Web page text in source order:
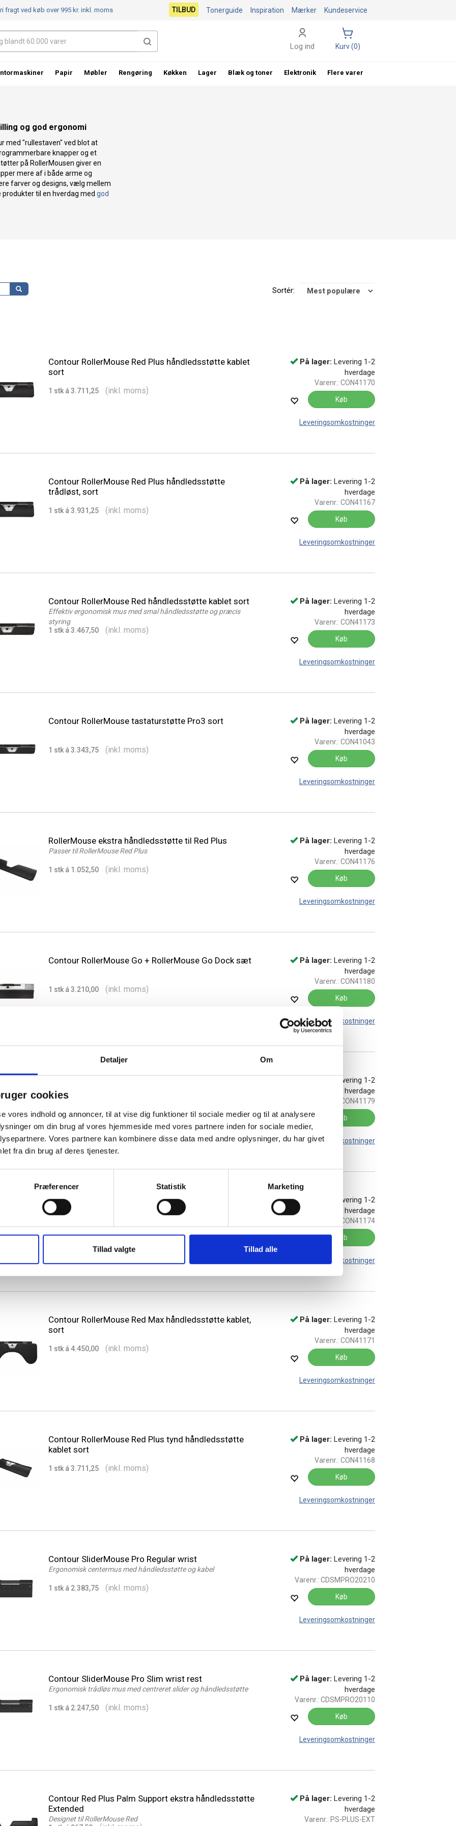
Detaljer Om
cookies
vores indhold og annoncer, til at vise dig funktioner til sociale medier og til at analysere
om din brug af vores hjemmeside med vores partnere inden for sociale medier,
Vores partnere kan kombinere disse data med andre oplysninger, du har givet
fra din brug af deres tjenester.
Præferencer Statistik Marketing
Tillad valgte Tillad alle
og god ergonomi
med "rullestaven" ved blot at
knapper og et
på RollerMousen giver en
mere af i både arme og
farver og designs, vælg mellem
produkter til en hverdag med god
Sortér:
Contour RollerMouse Red Plus håndledsstøtte kablet
sort
1 stk á 3.711,25 (inkl. moms)
På lager: Levering 1-2
hverdage
Varenr.: CON41170
Køb
Leveringsomkostninger
Contour RollerMouse Red Plus håndledsstøtte
trådløst, sort
1 stk á 3.931,25 (inkl. moms)
På lager: Levering 1-2
hverdage
Varenr.: CON41167
Køb
Leveringsomkostninger
Contour RollerMouse Red håndledsstøtte kablet sort
Effektiv ergonomisk mus med smal håndledsstøtte og præcis
styring
1 stk á 3.467,50
(inkl. moms)
På lager: Levering 1-2
hverdage
Varenr.: CON41173
Køb
Leveringsomkostninger
Contour RollerMouse tastaturstøtte Pro3 sort
1 stk á 3.343,75 (inkl. moms)
På lager: Levering 1-2
hverdage
Varenr.: CON41043
Køb
Leveringsomkostninger
RollerMouse ekstra håndledsstøtte til Red Plus
Passer til RollerMouse Red Plus
1 stk á 1.052,50 (inkl. moms)
På lager: Levering 1-2
hverdage
Varenr.: CON41176
Køb
Leveringsomkostninger
Contour RollerMouse Go + RollerMouse Go Dock sæt
1 stk á 3.210,00 (inkl. moms)
På lager: Levering 1-2
hverdage
Varenr.: CON41180
Køb
Leveringsomkostninger
(inkl. moms)
Levering 1-2
hverdage
CON41179
Køb
Leveringsomkostninger
Contour RollerMouse Go håndledsstøtte til bærbar,
hvid
1 stk á 2.627,50 (inkl. moms)
Levering 1-2
hverdage
CON41174
Køb
Leveringsomkostninger
Contour RollerMouse Red Max håndledsstøtte kablet,
sort
1 stk á 4.450,00 (inkl. moms)
På lager: Levering 1-2
hverdage
Varenr.: CON41171
Køb
Leveringsomkostninger
Contour RollerMouse Red Plus tynd håndledsstøtte
kablet sort
1 stk á 3.711,25 (inkl. moms)
På lager: Levering 1-2
hverdage
Varenr.: CON41168
Køb
Leveringsomkostninger
Contour SliderMouse Pro Regular wrist
Ergonomisk centermus med håndledsstøtte og kabel
1 stk á 2.383,75 (inkl. moms)
På lager: Levering 1-2
hverdage
Varenr.: CDSMPRO20210
Køb
Leveringsomkostninger
Contour SliderMouse Pro Slim wrist rest
Ergonomisk trådløs mus med centreret slider og håndledsstøtte
1 stk á 2.247,50 (inkl. moms)
På lager: Levering 1-2
hverdage
Varenr.: CDSMPRO20110
Køb
Leveringsomkostninger
Contour Red Plus Palm Support ekstra håndledsstøtte
Extended
Designet til RollerMouse Red
På lager: Levering 1-2
hverdage
Varenr.: PS-PLUS-EXT
fragt ved køb over 995 kr.inkl. moms Kundeservice
Mærker
Inspiration
Tonerguide
TILBUD
Log ind Kurv (0)
Papir Møbler Rengøring Køkken Lager Blæk og toner Elektronik Flere varer